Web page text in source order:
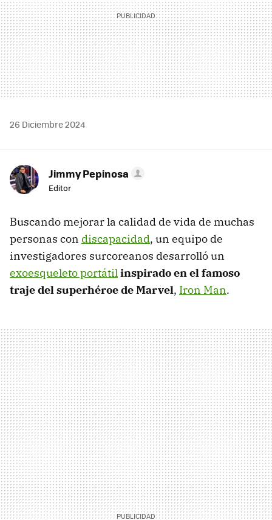
26 Diciembre 2024
Jimmy Pepinosa
Editor
Buscando mejorar la calidad de vida de muchas
personas con discapacidad, un equipo de
investigadores surcoreanos desarrolló un
exoesqueleto portátilinspirado en el famoso
traje del superhéroe de Marvel, Iron Man.